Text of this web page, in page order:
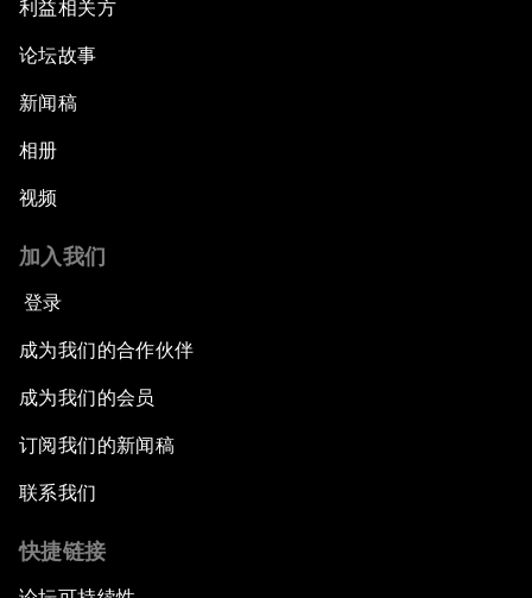
利益相关方
论坛故事
新闻稿
相册
视频
加入我们
登录
成为我们的合作伙伴
成为我们的会员
订阅我们的新闻稿
联系我们
快捷链接